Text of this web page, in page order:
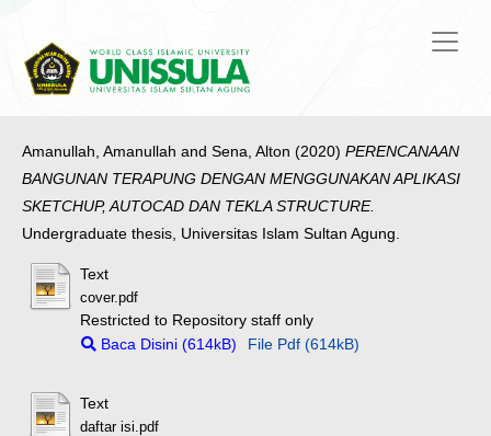
Amanullah, Amanullah and Sena, Alton (2020) PERENCANAAN
BANGUNAN TERAPUNG DENGAN MENGGUNAKAN APLIKASI
SKETCHUP, AUTOCAD DAN TEKLA STRUCTURE.
Undergraduate thesis, Universitas Islam Sultan Agung.
Text
cover.pdf
Restricted to Repository staff only
Baca Disini (614kB)
File Pdf (614kB)
Text
daftar isi.pdf